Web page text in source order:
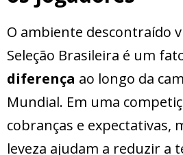
O ambiente descontraído
Seleção Brasileira é um
diferença ao longo da
Mundial. Em uma
cobranças e expectativas,
leveza ajudam a reduzir a